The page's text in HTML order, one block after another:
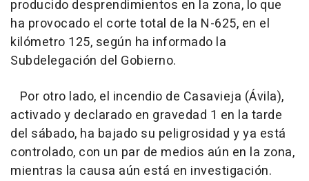
producido desprendimientos en la zona, lo que
ha provocado el corte total de la N-625, en el
kilómetro 125, según ha informado la
Subdelegación del Gobierno.
Por otro lado, el incendio de Casavieja (Ávila),
activado y declarado en gravedad 1 en la tarde
del sábado, ha bajado su peligrosidad y ya está
controlado, con un par de medios aún en la zona,
mientras la causa aún está en investigación.